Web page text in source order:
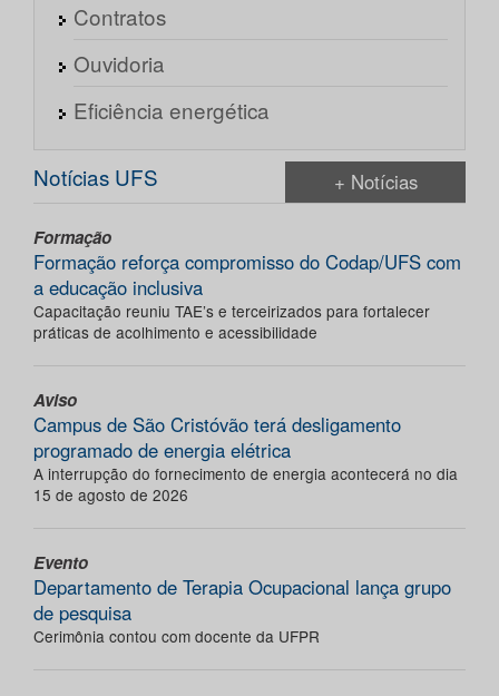
Contratos
Ouvidoria
Eficiência energética
Notícias UFS + Notícias
Formação
Formação reforça compromisso do Codap/UFS com
a educação inclusiva
Capacitação reuniu TAE’s e terceirizados para fortalecer
práticas de acolhimento e acessibilidade
Aviso
Campus de São Cristóvão terá desligamento
programado de energia elétrica
A interrupção do fornecimento de energia acontecerá no dia
15 de agosto de 2026
Evento
Departamento de Terapia Ocupacional lança grupo
de pesquisa
Cerimônia contou com docente da UFPR